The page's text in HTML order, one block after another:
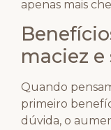
apenas mais
maciez e
Quando
primeiro
dúvida, o